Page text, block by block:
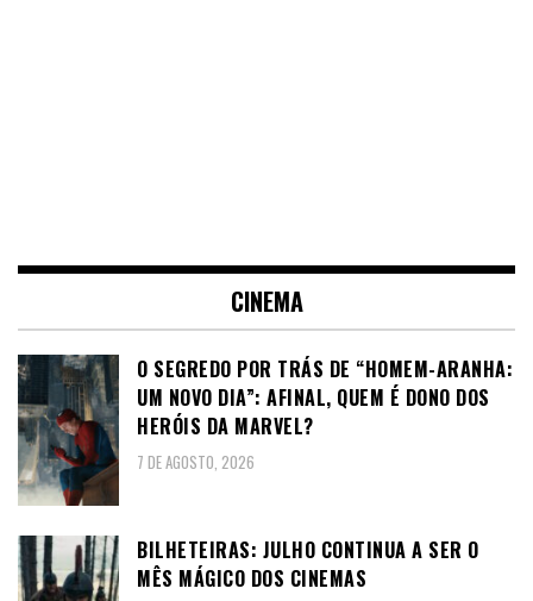
CINEMA
O SEGREDO POR TRÁS DE “HOMEM-ARANHA:
UM NOVO DIA”: AFINAL, QUEM É DONO DOS
HERÓIS DA MARVEL?
7 DE AGOSTO, 2026
BILHETEIRAS: JULHO CONTINUA A SER O
MÊS MÁGICO DOS CINEMAS